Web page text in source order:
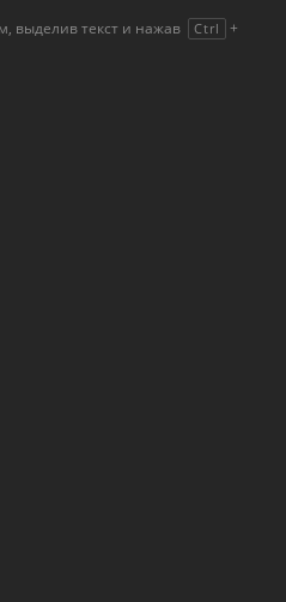
выделив текст и нажав Ctrl +